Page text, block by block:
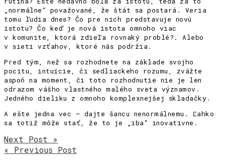
„normálne“ považované, že štát sa postará. Veria
tomu ľudia dnes? Čo pre nich predstavuje novú
istotu? Čo keď je nová istota omnoho viac
v komunite, ktorá zdieľa rovnaký problé?. Alebo
v sieti vzťahov, ktoré nás podržia.
Pred tým, než sa rozhodnete na základe svojho
pocitu, intuície, či sedliackeho rozumu, zvážte
aspoň na moment, či toto rozhodnutie nie je len
odrazom vášho vlastného malého sveta významov.
Jedného dieliku z omnoho komplexnejšej skladačky.
A ešte jedna vec – dajte šancu nenormálnemu. Ľahko
sa totiž môže stať, že to je „iba“ inovatívne.
Next Post »
« Previous Post